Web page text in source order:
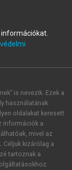
is nevezik. Ezek a
használatának
oldalakat keresett
információk a
mivel az
kizárólag a
tartoznak a